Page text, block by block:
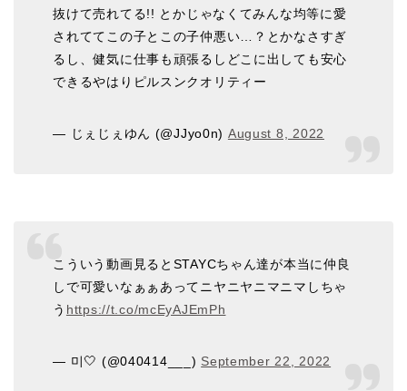
抜けて売れてる!! とかじゃなくてみんな均等に愛
されててこの子とこの子仲悪い…？とかなさすぎ
るし、健気に仕事も頑張るしどこに出しても安心
できるやはりピルスンクオリティー
— じぇじぇゆん (@JJyo0n) August 8, 2022
こういう動画見るとSTAYCちゃん達が本当に仲良
しで可愛いなぁぁあってニヤニヤニマニマしちゃ
う https://t.co/mcEyAJEmPh
— 미🤍 (@040414___) September 22, 2022